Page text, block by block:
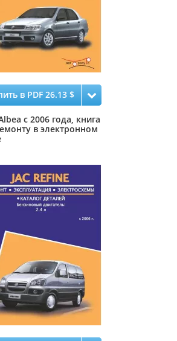
в PDF 26.13 $
с 2006 года, книга
в электронном